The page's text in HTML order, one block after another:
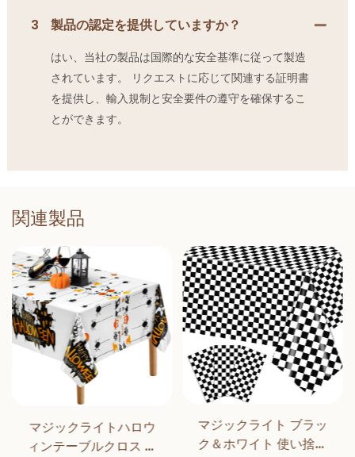
3 製品の認定を提供していますか？
はい、当社の製品は国際的な安全基準に従って製造
されています。 リクエストに応じて関連する証明書
を提供し、輸入規制と安全要件の遵守を確保するこ
とができます。
関連製品
マジックライトハロウ
ィンテーブルクロス ハ
マジックライト ブラッ
ク＆ホワイト 使い捨て